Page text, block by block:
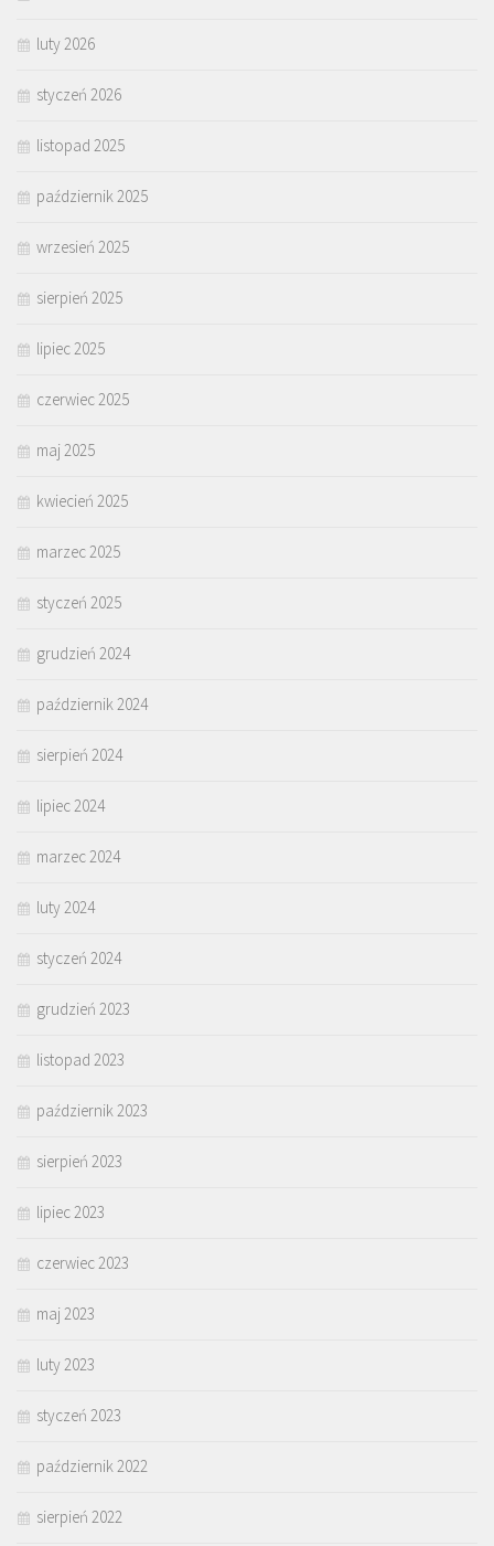
luty 2026
styczeń 2026
listopad 2025
październik 2025
wrzesień 2025
sierpień 2025
lipiec 2025
czerwiec 2025
maj 2025
kwiecień 2025
marzec 2025
styczeń 2025
grudzień 2024
październik 2024
sierpień 2024
lipiec 2024
marzec 2024
luty 2024
styczeń 2024
grudzień 2023
listopad 2023
październik 2023
sierpień 2023
lipiec 2023
czerwiec 2023
maj 2023
luty 2023
styczeń 2023
październik 2022
sierpień 2022